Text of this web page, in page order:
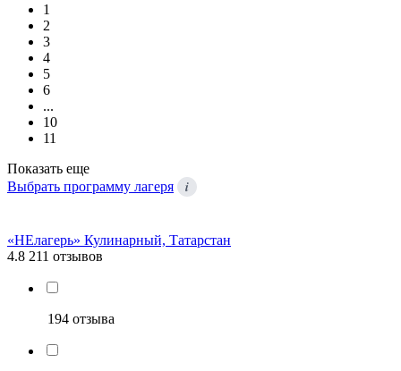
1
2
3
4
5
6
...
10
11
Показать еще
Выбрать программу лагеря
i
«НЕлагерь» Кулинарный, Татарстан
4.8 211 отзывов
194 отзыва